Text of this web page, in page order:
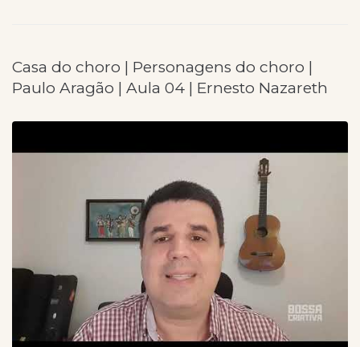
Casa do choro | Personagens do choro |
Paulo Aragão | Aula 04 | Ernesto Nazareth